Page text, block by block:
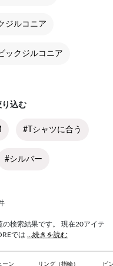
ジルコニア
ックジルコニア
り込む
#Tシャツに合う
#シルバー
検索結果です。 現在20アイテ
では ...続きを読む
ーン リング（指輪） ピ